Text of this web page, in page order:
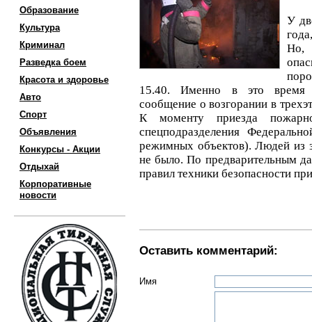
Образование
Культура
Криминал
Разведка боем
Красота и здоровье
Авто
Спорт
Объявления
Конкурсы - Акции
Отдыхай
Корпоративные
новости
У
Но,
15.40. Именно в это время
сообщение о возгорании в
К моменту приезда
спецподразделения
режимных объектов). Людей из
не было. По предварительным
правил техники безопасности
Оставить комментарий:
Имя